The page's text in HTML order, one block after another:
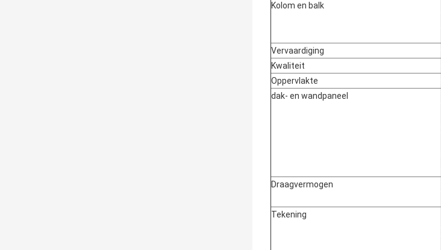
Kolom en balk
Vervaardiging
Kwaliteit
Oppervlakte
dak- en wandpaneel
Draagvermogen
Tekening